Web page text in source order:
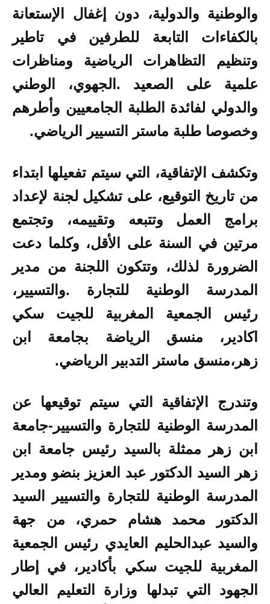
والوطنية والدولية، دون إغفال الإستعانة
بالكفاءات التابعة للطرفين في تاطير
وتنظيم التظاهرات الرياضية ومناظرات
علمية على الصعيد .الجهوي، الوطني
والدولي لفائدة الطلبة الجامعيين وأطرهم
وخصوصا طلبة ماستر التسيير الرياضي.
وتكشف الإتفاقية، التي سيتم تفعيلها ابتداء
من تاريخ التوقيع، على تشكيل لجنة لإعداد
برامج العمل وتتبعه وتقييمه، وتجتمع
مرتين في السنة على الأقل، وكلما دعت
الضرورة لذلك، وتتكون اللجنة من مدير
المدرسة الوطنية للتجارة .والتسيير،
رئيس الجمعية المغربية للجيت سكي
اكادير، منسق الرياضة بجامعة ابن
زهر،منسق ماستر التدبير الرياضي.
وتندرج الإتفاقية التي سيتم توقيعها عن
المدرسة الوطنية للتجارة والتسيير-جامعة
ابن زهر ممثلة بالسيد رئيس جامعة ابن
زهر السيد الدكتور عبد العزيز بنضو ومدير
المدرسة الوطنية للتجارة والتسيير السيد
الدكتور محمد هشام حمري، من جهة
والسيد عبدالحليم العايدي رئيس الجمعية
المغربية للجيت سكي بأكادير، في إطار
الجهود التي تبدلها وزارة التعليم العالي